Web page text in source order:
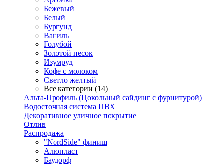
Бежевый
Белый
Бургунд
Ваниль
Голубой
Золотой песок
Изумруд
Кофе с молоком
Светло желтый
Все категории (14)
Альта-Профиль (Цокольный сайдинг с фурнитурой)
Водосточная система ПВХ
Декоративное уличное покрытие
Отлив
Распродажа
"NordSide" финиш
Алюпласт
Баудорф